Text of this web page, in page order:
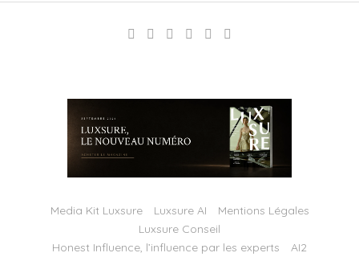
Media Kit Luxsure Luxsure AI
Mentions Légales
Luxsure Conseil
Honest Influence, l’influence par les experts
AI2